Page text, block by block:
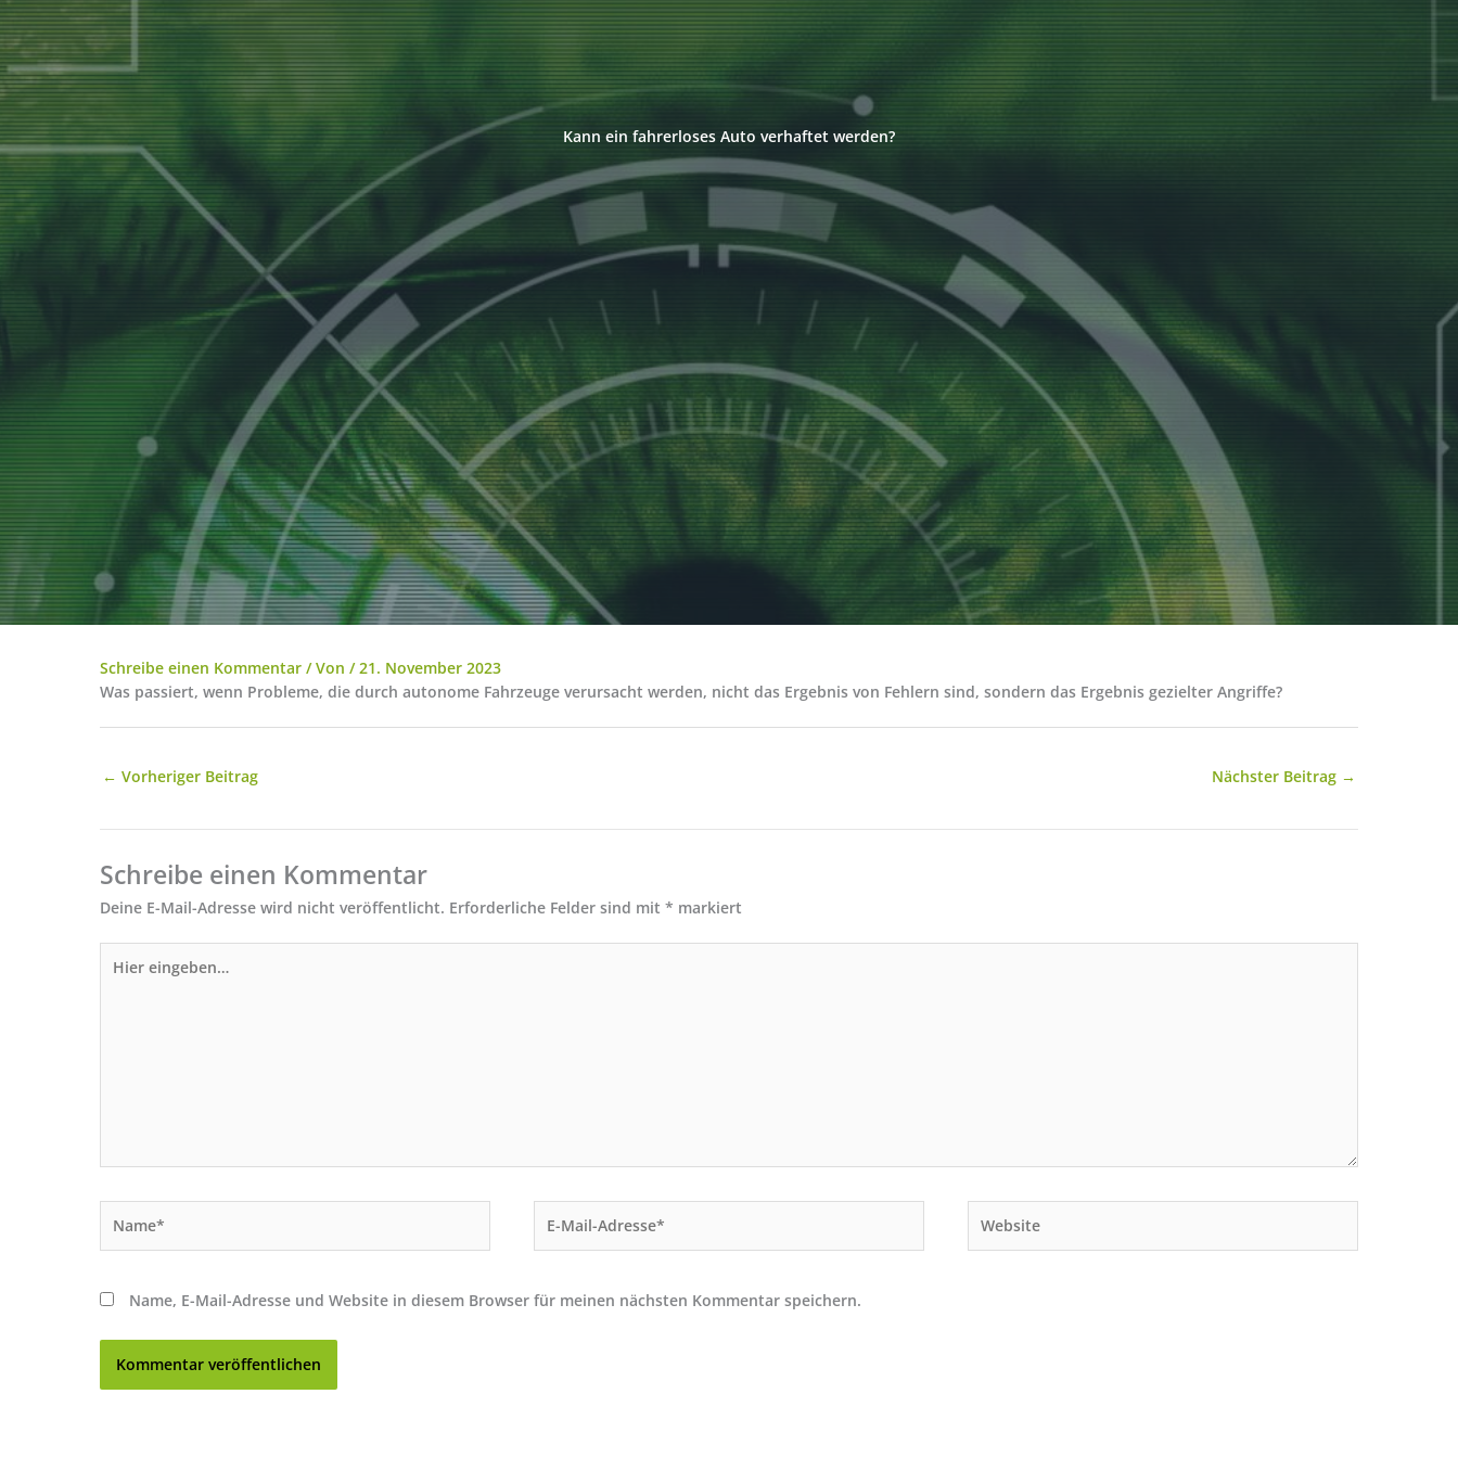
Kann ein fahrerloses Auto verhaftet werden?
Schreibe einen Kommentar / Von /21. November 2023
Was passiert, wenn Probleme, die durch autonome Fahrzeuge verursacht werden, nicht das Ergebnis von Fehlern sind, sondern das Ergebnis gezielter Angriffe?
← Vorheriger Beitrag Nächster Beitrag →
Schreibe einen Kommentar
Deine E-Mail-Adresse wird nicht veröffentlicht. Erforderliche Felder sind mit * markiert
eingeben…
Mail-
Name, E-Mail-Adresse und Website in diesem Browser für meinen nächsten Kommentar speichern.